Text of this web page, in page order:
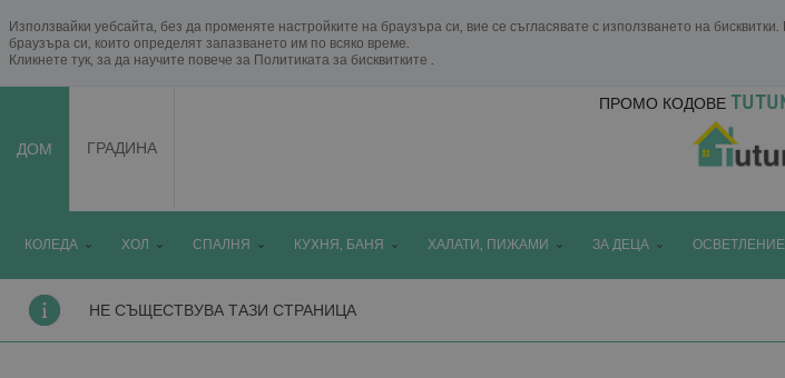
Използвайки уебсайта, без да променяте настройките на браузъра си, вие се съгласявате с използването на
браузъра си, които определят запазването им по всяко време.
Кликнете тук, за да научите повече за Политиката за бисквитките .
ДОМ ГРАДИНА
ПРОМО КОДОВЕ
КОЛЕДА ХОЛ СПАЛНЯ КУХНЯ, БАНЯ ХАЛАТИ, ПИЖАМИ ЗА ДЕЦА ОСВЕТЛЕНИЕ
НЕ СЪЩЕСТВУВА ТАЗИ СТРАНИЦА